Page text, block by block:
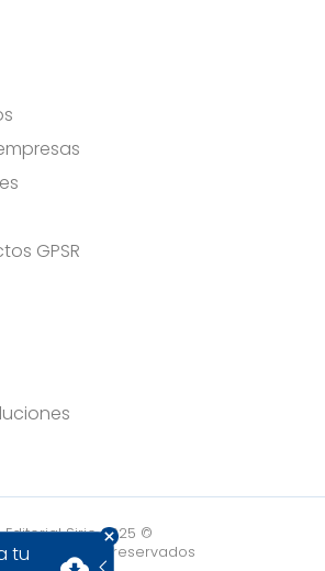
tu
GPSR
Editorial Sirio 2025 ©
los derechos reservados